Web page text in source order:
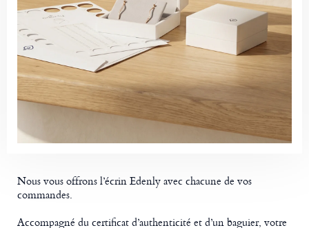
Nous vous offrons l’écrin Edenly avec chacune de vos
commandes.
Accompagné du certificat d’authenticité et d’un baguier, votre